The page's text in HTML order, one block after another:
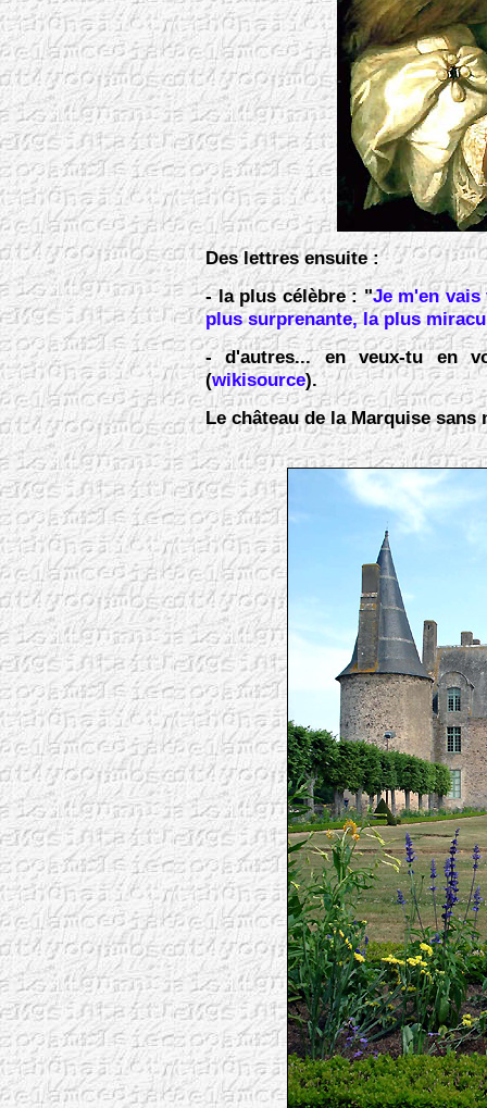
Des lettres ensuite :
- la plus célèbre : "Je m'en
plus surprenante, la plus
- d'autres... en veux-tu en
(wikisource).
Le château de la Marquise sans